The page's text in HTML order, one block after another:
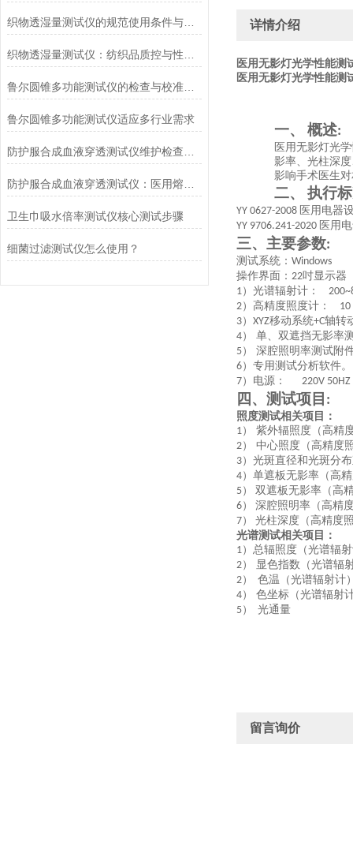
织物透湿量测试仪的规范使用条件与数据保障前提
鲁尔圆锥多功能测试仪的检查与校准流程
鲁尔圆锥多功能测试仪适应多行业需求
卫生巾吸水倍率测试仪核心测试步骤
细菌过滤测试仪怎么使用？
详情介绍
医用无影灯光学性能测
医用无影灯光学性能测
一、 概述:
医用无影灯光
影率、光柱深
影响手术医生
二、 执行
YY 0627-2008 医用电器
YY 9706.241-2020 医用
三、主要参数:
测试系统： Windows
操作界面： 22吋显示器
1）光谱辐射计：
2）高精度照度计：
3） XYZ移动系统+C轴转
4） 单、双遮挡无影率
5） 深腔照明率测试附
6）专用测试分析软件。
7）电源： 220V
四、测试项目 :
照度测试相关项目：
1） 紫外辐照度（高精
2） 中心照度（高精度
3）光斑直径和光斑分
4）单遮板无影率（高
5）
双遮板无影率（高
6）
深腔照明率（高精
7）
光柱深度（高精度
光谱测试相关项目：
1）总辐照度（光谱辐
2） 显色指数（光谱辐
2）
色温（光谱辐射计
4） 色坐标（光谱辐射
5） 光通量
留言询价